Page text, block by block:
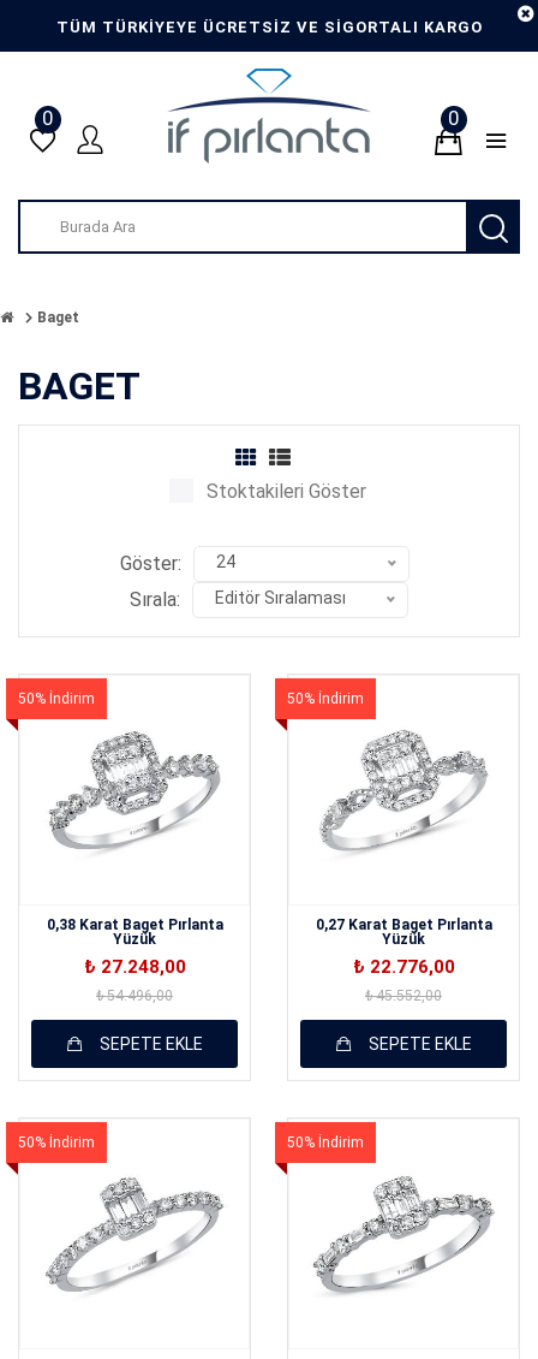
TÜM TÜRKİYEYE ÜCRETSİZ VE SİGORTALI KARGO
0 0
Baget
BAGET
Stoktakileri Göster
Göster: 24
Sırala: Editör Sıralaması
50% İndirim
0,38 Karat Baget Pırlanta
Yüzük
₺ 27.248,00
₺ 54.496,00
SEPETE EKLE
50% İndirim
0,27 Karat Baget Pırlanta
Yüzük
₺ 22.776,00
₺ 45.552,00
SEPETE EKLE
50% İndirim 50% İndirim